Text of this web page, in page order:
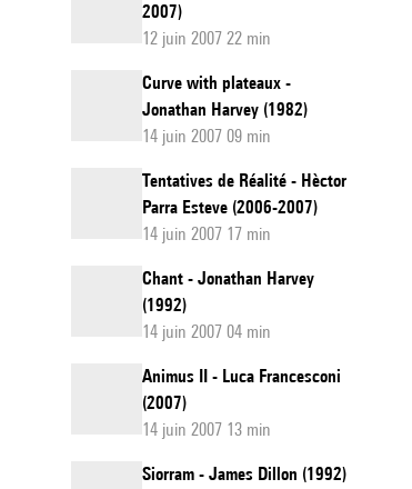
2007)
12 juin 2007 22 min
Curve with plateaux -
Jonathan Harvey (1982)
14 juin 2007 09 min
Tentatives de Réalité - Hèctor
Parra Esteve (2006-2007)
14 juin 2007 17 min
Chant - Jonathan Harvey
(1992)
14 juin 2007 04 min
Animus II - Luca Francesconi
(2007)
14 juin 2007 13 min
Siorram - James Dillon (1992)